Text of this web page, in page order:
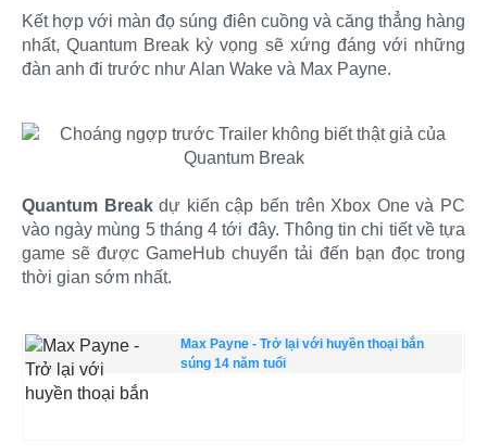
Kết hợp với màn đọ súng điên cuồng và căng thẳng hàng
nhất, Quantum Break kỳ vọng sẽ xứng đáng với những
đàn anh đi trước như Alan Wake và Max Payne.
Quantum Breakdự kiến cập bến trên Xbox One và PC
vào ngày mùng 5 tháng 4 tới đây. Thông tin chi tiết về tựa
game sẽ được GameHub chuyển tải đến bạn đọc trong
thời gian sớm nhất.
Max Payne - Trở lại với huyền thoại bắn
súng 14 năm tuổi